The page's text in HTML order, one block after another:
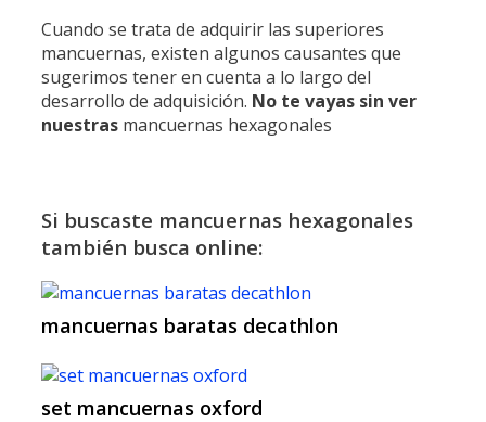
Cuando se trata de adquirir las superiores
mancuernas, existen algunos causantes que
sugerimos tener en cuenta a lo largo del
desarrollo de adquisición. No te vayas sin ver
nuestras mancuernas hexagonales
Si buscaste mancuernas hexagonales
también busca online:
mancuernas baratas decathlon
set mancuernas oxford